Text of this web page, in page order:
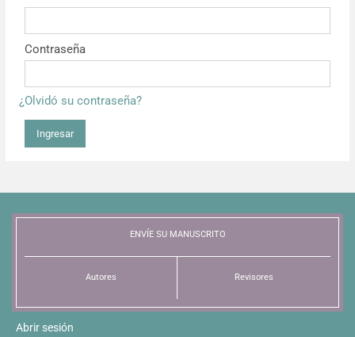
Contraseña
¿Olvidó su contraseña?
Ingresar
ENVÍE SU MANUSCRITO
Autores Revisores
Abrir sesión